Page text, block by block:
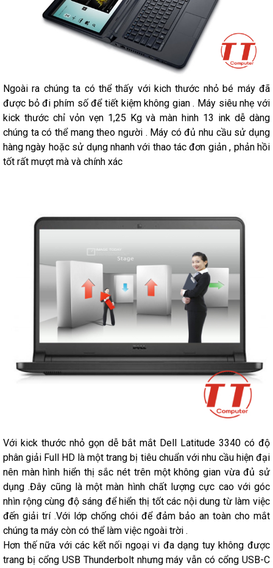
Ngoài ra chúng ta có thể thấy với kich thước nhỏ bé máy đã
được bỏ đi phím số để tiết kiệm không gian . Máy siêu nhẹ với
kick thước chỉ vỏn vẹn 1,25 Kg và màn hinh 13 ink dễ dàng
chúng ta có thể mang theo người . Máy có đủ nhu cầu sử dụng
hàng ngày hoặc sử dụng nhanh với thao tác đơn giản , phản hồi
tốt rất mượt mà và chính xác
Với kick thước nhỏ gọn dễ bắt mắt Dell Latitude 3340 có độ
phân giải Full HD là một trang bị tiêu chuẩn với nhu cầu hiện đại
nên màn hình hiển thị sắc nét trên một không gian vừa đủ sử
dụng .Đây cũng là một màn hình chất lượng cực cao với góc
nhìn rộng cùng độ sáng để hiển thị tốt các nội dung từ làm việc
đến giải trí .Với lớp chống chói để đảm bảo an toàn cho mắt
chúng ta máy còn có thể làm việc ngoài trời .
Hơn thế nữa với các kết nối ngoại vi đa dạng tuy không được
trang bị cổng USB Thunderbolt nhưng máy vẫn có cổng USB-C